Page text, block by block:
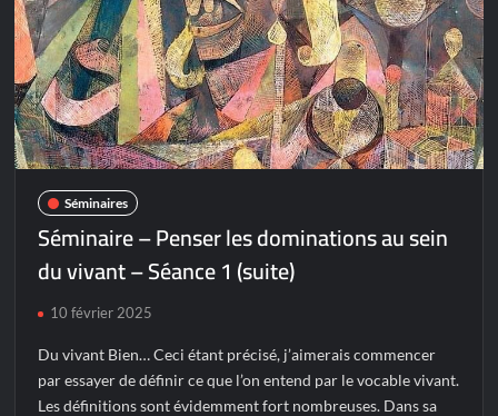
Séminaires
Séminaire – Penser les dominations au sein
du vivant – Séance 1 (suite)
10 février 2025
Du vivant Bien… Ceci étant précisé, j’aimerais commencer
par essayer de définir ce que l’on entend par le vocable vivant.
Les définitions sont évidemment fort nombreuses. Dans sa